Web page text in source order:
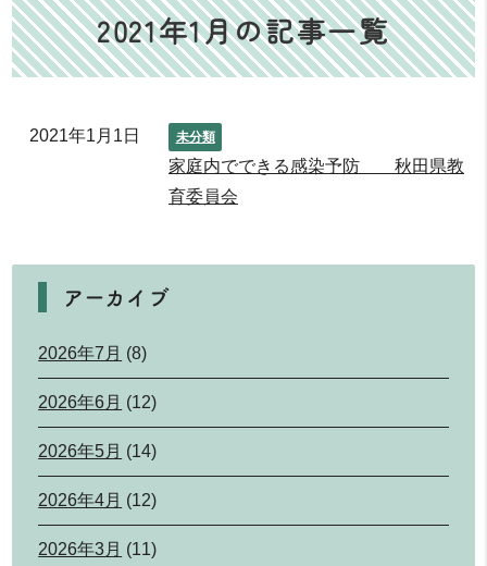
2021年1月の記事一覧
2021年1月1日 未分類
家庭内でできる感染予防 秋田県教
育委員会
アーカイブ
2026年7月 (8)
2026年6月 (12)
2026年5月 (14)
2026年4月 (12)
2026年3月 (11)